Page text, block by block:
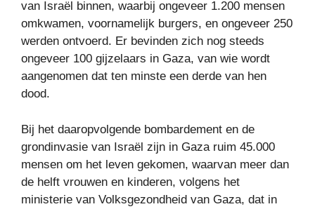
van Israël binnen, waarbij ongeveer 1.200 mensen
omkwamen, voornamelijk burgers, en ongeveer 250
werden ontvoerd. Er bevinden zich nog steeds
ongeveer 100 gijzelaars in Gaza, van wie wordt
aangenomen dat ten minste een derde van hen
dood.
Bij het daaropvolgende bombardement en de
grondinvasie van Israël zijn in Gaza ruim 45.000
mensen om het leven gekomen, waarvan meer dan
de helft vrouwen en kinderen, volgens het
ministerie van Volksgezondheid van Gaza, dat in